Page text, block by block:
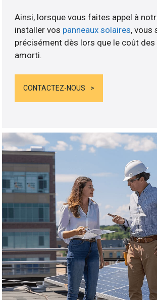
Ainsi, lorsque vous faites appel à
installer vos panneaux solaires, vous
précisément dès lors que le coût des
amorti.
CONTACTEZ-NOUS